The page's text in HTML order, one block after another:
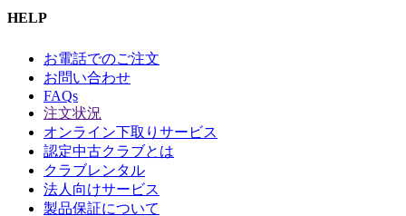
HELP
お電話でのご注文
お問い合わせ
FAQs
注文状況
オンライン下取りサービス
認定中古クラブとは
クラブレンタル
法人向けサービス
製品保証について